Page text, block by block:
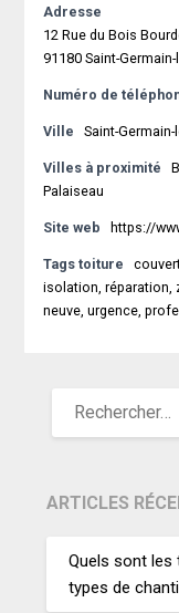
Adresse
12 Rue du Bois
91180 Saint-
Numéro de
Ville Saint-
Villes à proximité
Palaiseau
Site web https://
Tags toiture
isolation, réparation,
neuve, urgence,
ARTICLES
Quels sont les
types de